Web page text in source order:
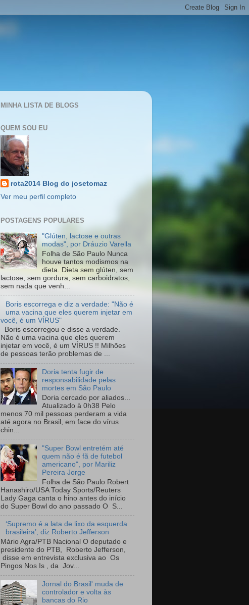
MINHA LISTA DE BLOGS
QUEM SOU EU
rota2014 Blog do josetomaz
Ver meu perfil completo
POSTAGENS POPULARES
"Glúten, lactose e outras
modas", por Dráuzio Varella
Folha de São Paulo Nunca
houve tantos modismos na
dieta. Dieta sem glúten, sem
lactose, sem gordura, sem carboidratos,
sem nada que venh...
Boris escorrega e diz a verdade: "Não é
uma vacina que eles querem injetar em
você, é um VÍRUS"
Boris escorregou e disse a verdade.
Não é uma vacina que eles querem
injetar em você, é um VÍRUS !! Milhões
de pessoas terão problemas de ...
Doria tenta fugir de
responsabilidade pelas
mortes em São Paulo
Doria cercado por aliados...
Atualizado à 0h38 Pelo
menos 70 mil pessoas perderam a vida
até agora no Brasil, em face do vírus
chin...
"Super Bowl entretém até
quem não é fã de futebol
americano", por Mariliz
Pereira Jorge
Folha de São Paulo Robert
Hanashiro/USA Today Sports/Reuters
Lady Gaga canta o hino antes do início
do Super Bowl do ano passado O S...
‘Supremo é a lata de lixo da esquerda
brasileira’, diz Roberto Jefferson
Mário Agra/PTB Nacional O deputado e
presidente do PTB, Roberto Jefferson,
disse em entrevista exclusiva ao Os
Pingos Nos Is , da Jov...
Jornal do Brasil' muda de
controlador e volta às
bancas do Rio